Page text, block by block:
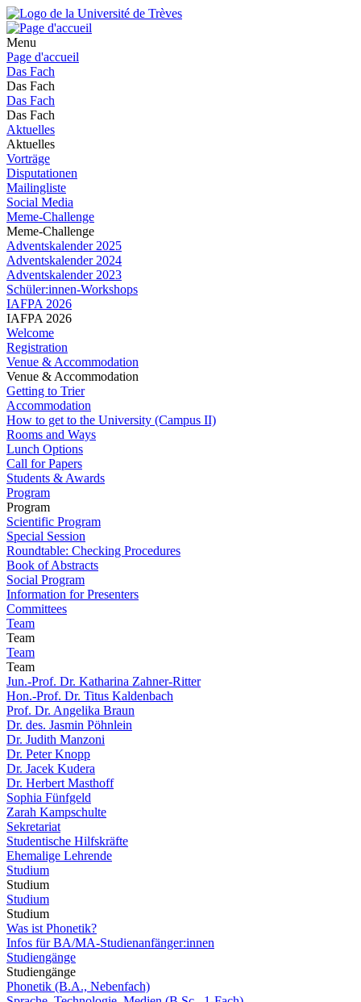
Menu
Page d'accueil
Das Fach
Das Fach
Das Fach
Das Fach
Aktuelles
Aktuelles
Vorträge
Disputationen
Mailingliste
Social Media
Meme-Challenge
Meme-Challenge
Adventskalender 2025
Adventskalender 2024
Adventskalender 2023
Schüler:innen-Workshops
IAFPA 2026
IAFPA 2026
Welcome
Registration
Venue & Accommodation
Venue & Accommodation
Getting to Trier
Accommodation
How to get to the University (Campus II)
Rooms and Ways
Lunch Options
Call for Papers
Students & Awards
Program
Program
Scientific Program
Special Session
Roundtable: Checking Procedures
Book of Abstracts
Social Program
Information for Presenters
Committees
Team
Team
Team
Team
Jun.-Prof. Dr. Katharina Zahner-Ritter
Hon.-Prof. Dr. Titus Kaldenbach
Prof. Dr. Angelika Braun
Dr. des. Jasmin Pöhnlein
Dr. Judith Manzoni
Dr. Peter Knopp
Dr. Jacek Kudera
Dr. Herbert Masthoff
Sophia Fünfgeld
Zarah Kampschulte
Sekretariat
Studentische Hilfskräfte
Ehemalige Lehrende
Studium
Studium
Studium
Studium
Was ist Phonetik?
Infos für BA/MA-Studienanfänger:innen
Studiengänge
Studiengänge
Phonetik (B.A., Nebenfach)